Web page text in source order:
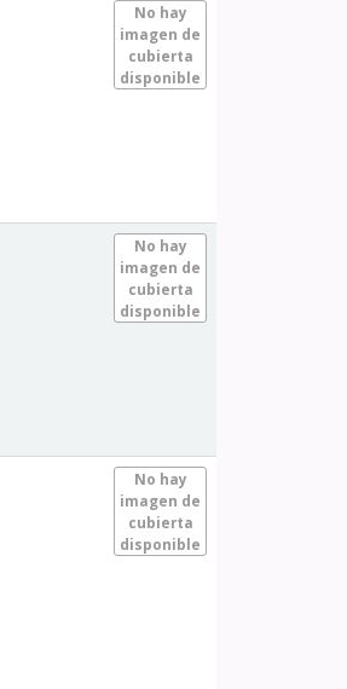
No hay
imagen de
cubierta
disponible
No hay
imagen de
cubierta
disponible
No hay
imagen de
cubierta
disponible